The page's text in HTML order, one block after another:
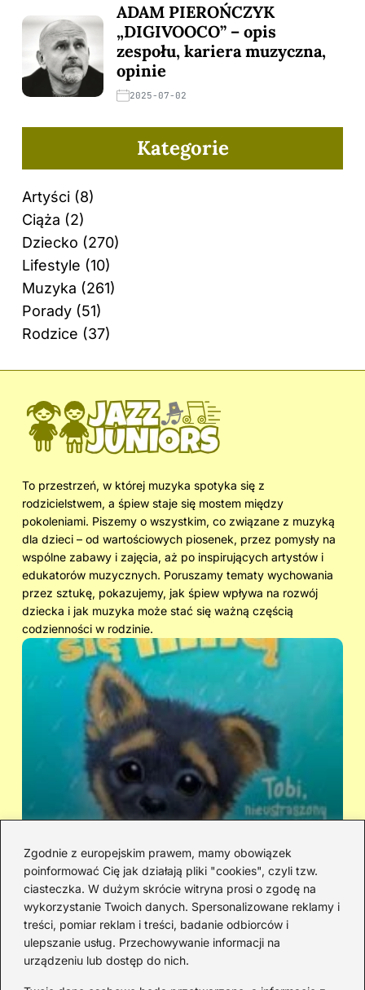
Zgodnie z europejskim prawem, mamy obowiązek
poinformować Cię jak działają pliki "cookies", czyli tzw.
ciasteczka. W dużym skrócie witryna prosi o zgodę na
wykorzystanie Twoich danych. Spersonalizowane reklamy i
treści, pomiar reklam i treści, badanie odbiorców i
ulepszanie usług. Przechowywanie informacji na
urządzeniu lub dostęp do nich.
ADAM PIEROŃCZYK
„DIGIVOOCO” – opis
zespołu, kariera muzyczna,
opinie
2025-07-02
Kategorie
Artyści (8)
Ciąża (2)
Dziecko (270)
Lifestyle (10)
Muzyka (261)
Porady (51)
Rodzice (37)
To przestrzeń, w której muzyka spotyka się z
rodzicielstwem, a śpiew staje się mostem między
pokoleniami. Piszemy o wszystkim, co związane z muzyką
dla dzieci – od wartościowych piosenek, przez pomysły na
wspólne zabawy i zajęcia, aż po inspirujących artystów i
edukatorów muzycznych. Poruszamy tematy wychowania
przez sztukę, pokazujemy, jak śpiew wpływa na rozwój
dziecka i jak muzyka może stać się ważną częścią
codzienności w rodzinie.
Kto śpiewa „Zaopiekuj się mną”? IRA
czy Rezerwat — prawda o dwóch
wersjach
Redakcja